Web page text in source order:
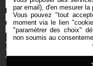
par email), d'en mesurer la
Vous pouvez "tout
moment via le lien
"paramétrer des choix"
non soumis au